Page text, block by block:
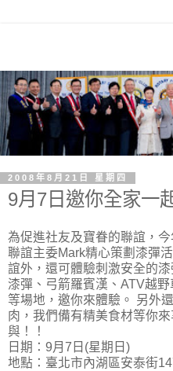
2008年8月21日 星期四
9月7日邀你全家一
為促進社友及寶眷的聯誼，
聯誼主委Mark精心策劃漆彈
誼外，還可體驗刺激安全的
漆彈、弓箭羅賓漢、ATV越
等場地，邀你來體驗。 另外
肉，我們備有精美食材等你
與！！
日期：9月7日(星期日)
地點：臺北市內湖區安泰街